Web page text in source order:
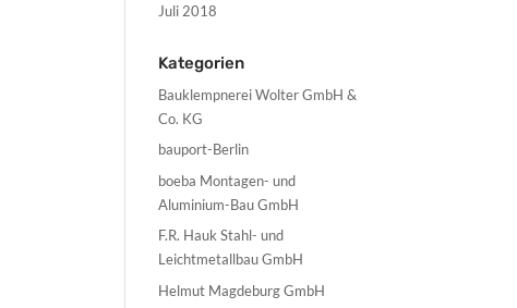
Juli 2018
Kategorien
Bauklempnerei Wolter GmbH &
Co. KG
bauport-Berlin
boeba Montagen- und
Aluminium-Bau GmbH
F.R. Hauk Stahl- und
Leichtmetallbau GmbH
Helmut Magdeburg GmbH